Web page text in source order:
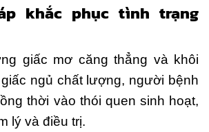
khắc phục tình trạng
giấc mơ căng thẳng và khôi
ngủ chất lượng, người bệnh
thời vào thói quen sinh hoạt,
lý và điều trị.